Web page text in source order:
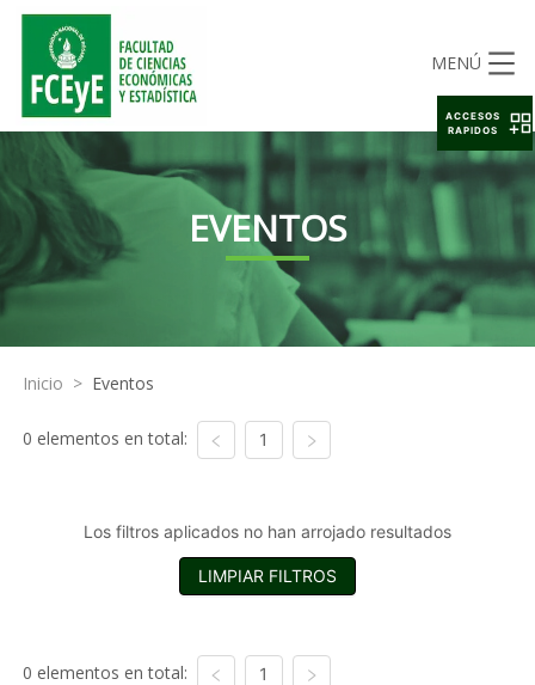
MENÚ
EVENTOS
Inicio > Eventos
0 elementos en total: 1
Los filtros aplicados no han arrojado resultados
LIMPIAR FILTROS
0 elementos en total: 1
ACCESOS
RAPIDOS